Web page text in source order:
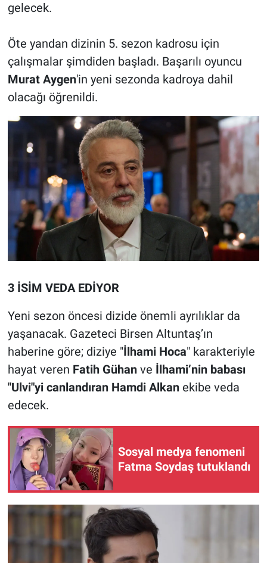
gelecek.
Öte yandan dizinin 5. sezon kadrosu için
çalışmalar şimdiden başladı. Başarılı oyuncu
Murat Aygen'in yeni sezonda kadroya dahil
olacağı öğrenildi.
3 İSİM VEDA EDİYOR
Yeni sezon öncesi dizide önemli ayrılıklar da
yaşanacak. Gazeteci Birsen Altuntaş’ın
haberine göre; diziye "İlhami Hoca" karakteriyle
hayat veren Fatih Gühanve İlhami’nin babası
"Ulvi"yi canlandıran Hamdi Alkan ekibe veda
edecek.
Sosyal medya fenomeni
Fatma Soydaş tutuklandı